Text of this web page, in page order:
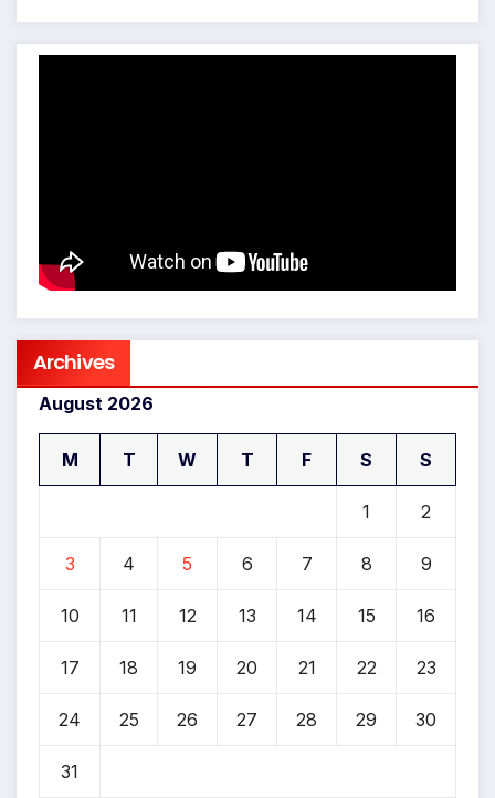
Archives
August 2026
M T W T F S S
1 2
3 4 5 6 7 8 9
10 11 12 13 14 15 16
17 18 19 20 21 22 23
24 25 26 27 28 29 30
31